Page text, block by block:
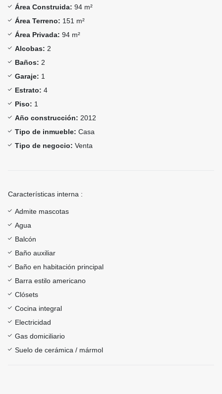
Área Construida: 94 m²
Área Terreno: 151 m²
Área Privada: 94 m²
Alcobas: 2
Baños: 2
Garaje: 1
Estrato: 4
Piso: 1
Año construcción: 2012
Tipo de inmueble: Casa
Tipo de negocio: Venta
Características interna :
Admite mascotas
Agua
Balcón
Baño auxiliar
Baño en habitación principal
Barra estilo americano
Clósets
Cocina integral
Electricidad
Gas domiciliario
Suelo de cerámica / mármol